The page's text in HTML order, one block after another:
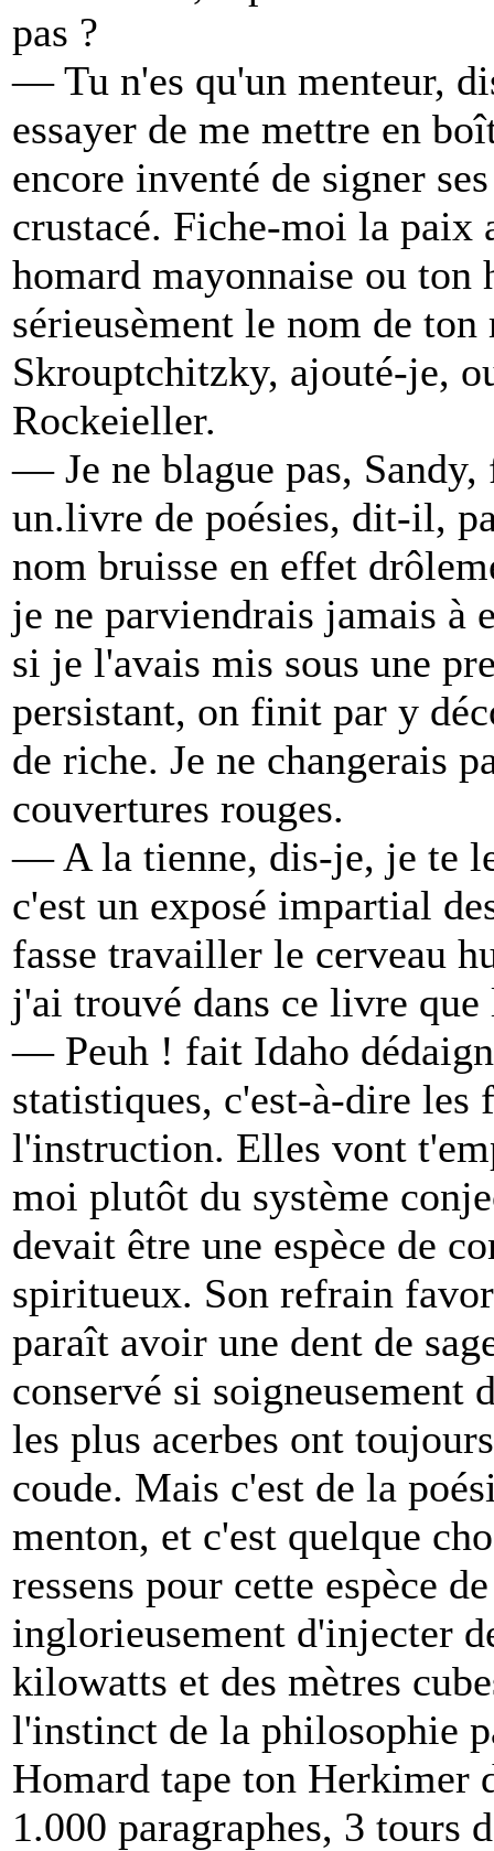
pas ?
— Tu n'es qu'un menteur,
essayer de me mettre en
encore inventé de signer
crustacé. Fiche-moi la paix
homard mayonnaise ou
sérieusèment le nom de
Skrouptchitzky, ajouté-je,
Rockeieller.
— Je ne blague pas,
un.livre de poésies, dit-il,
nom bruisse en effet
je ne parviendrais jamais à
si je l'avais mis sous une
persistant, on finit par y
de riche. Je ne changerais
couvertures rouges.
— A la tienne, dis-je, je te
c'est un exposé impartial
fasse travailler le cerveau
j'ai trouvé dans ce livre
— Peuh ! fait Idaho
statistiques, c'est-à-dire les
l'instruction. Elles vont
moi plutôt du système
devait être une espèce de
spiritueux. Son refrain
paraît avoir une dent de
conservé si soigneusement
les plus acerbes ont
coude. Mais c'est de la
menton, et c'est quelque
ressens pour cette espèce
inglorieusement d'injecter
kilowatts et des mètres
l'instinct de la philosophie
Homard tape ton Herkimer
1.000 paragraphes, 3